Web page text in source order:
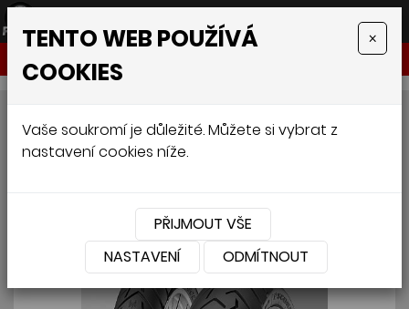
PIRELLI SCORPION TRAIL II
180/55 R17 73W
TENTO WEB POUŽÍVÁ
COOKIES
×
Vaše soukromí je důležité. Můžete si vybrat z
nastavení cookies níže.
PŘIJMOUT VŠE
NASTAVENÍ
ODMÍTNOUT